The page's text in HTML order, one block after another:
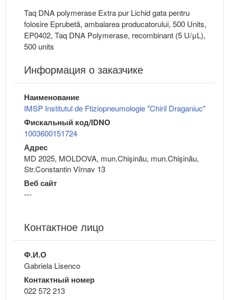
Taq DNA polymerase Extra pur Lichid gata pentru
folosire Eprubetă, ambalarea producatorului, 500 Units,
EP0402, Taq DNA Polymerase, recombinant (5 U/μL),
500 units
Информация о заказчике
Наименование
IMSP Institutul de Ftiziopneumologie "Chiril Draganiuc"
Фискальный код/IDNO
1003600151724
Адрес
MD 2025, MOLDOVA, mun.Chişinău, mun.Chişinău,
Str.Constantin Vîrnav 13
Веб сайт
---
Контактное лицо
Ф.И.О
Gabriela Lisenco
Контактный номер
022 572 213